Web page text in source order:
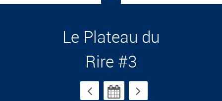
Le Plateau du
Rire #3